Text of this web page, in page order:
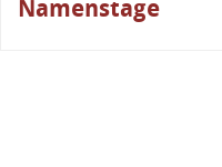
Namenstage